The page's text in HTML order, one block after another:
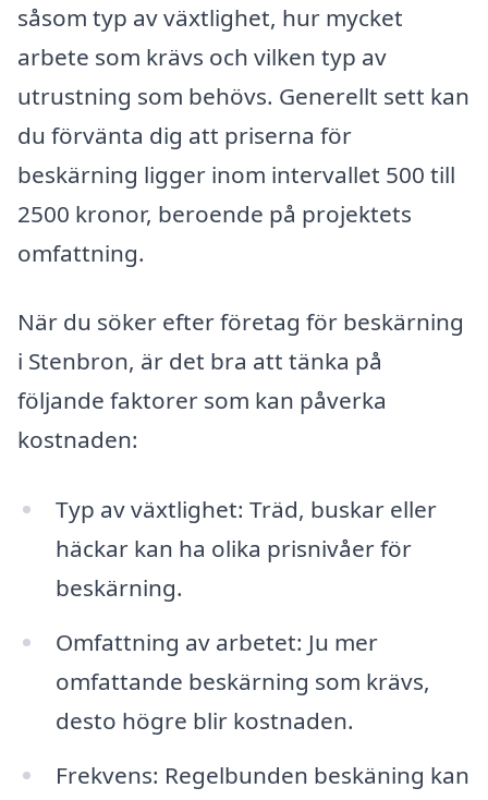
såsom typ av växtlighet, hur mycket
arbete som krävs och vilken typ av
utrustning som behövs. Generellt sett kan
du förvänta dig att priserna för
beskärning ligger inom intervallet 500 till
2500 kronor, beroende på projektets
omfattning.
När du söker efter företag för beskärning
i Stenbron, är det bra att tänka på
följande faktorer som kan påverka
kostnaden:
Typ av växtlighet: Träd, buskar eller
häckar kan ha olika prisnivåer för
beskärning.
Omfattning av arbetet: Ju mer
omfattande beskärning som krävs,
desto högre blir kostnaden.
Frekvens: Regelbunden beskäning kan